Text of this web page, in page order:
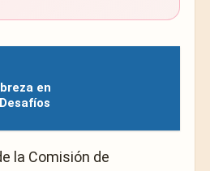
en
la Comisión de